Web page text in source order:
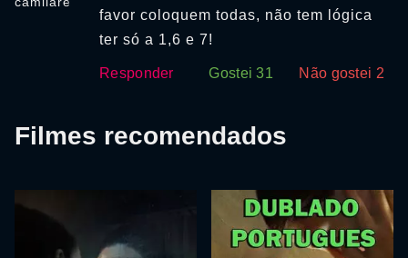
favor coloquem todas, não tem lógica
ter só a 1,6 e 7!
Responder Gostei31 Não gostei 2
Filmes recomendados